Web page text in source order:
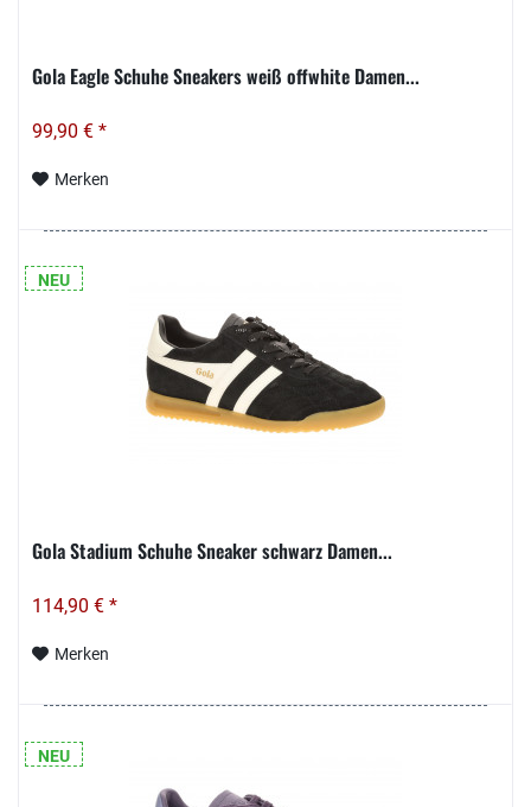
Gola Eagle Schuhe Sneakers weiß offwhite Damen...
99,90 € *
Merken
NEU
Gola Stadium Schuhe Sneaker schwarz Damen...
114,90 € *
Merken
NEU